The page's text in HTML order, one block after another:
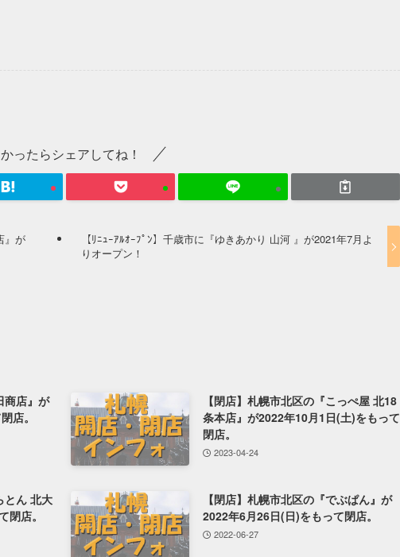
ったらシェアしてね！
』が
【ﾘﾆｭｰｱﾙｵｰﾌﾟﾝ】千歳市に『ゆきあかり 山河 』が2021年7月よ
りオープン！
商店』が
店。
【閉店】札幌市北区の『こっぺ屋 北18
条本店』が2022年10月1日(土)をもって
閉店。
2023-04-24
とん 北大
閉店。
【閉店】札幌市北区の『でぶぱん』が
2022年6月26日(日)をもって閉店。
2022-06-27